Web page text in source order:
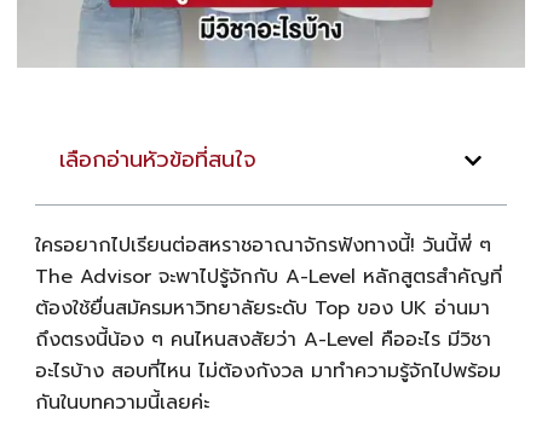
เลือกอ่านหัวข้อที่สนใจ
ใครอยากไปเรียนต่อสหราชอาณาจักรฟังทางนี้! วันนี้พี่ ๆ
The Advisor จะพาไปรู้จักกับ A-Level หลักสูตรสำคัญที่
ต้องใช้ยื่นสมัครมหาวิทยาลัยระดับ Top ของ UK อ่านมา
ถึงตรงนี้น้อง ๆ คนไหนสงสัยว่า A-Level คืออะไร มีวิชา
อะไรบ้าง สอบที่ไหน ไม่ต้องกังวล มาทำความรู้จักไปพร้อม
กันในบทความนี้เลยค่ะ